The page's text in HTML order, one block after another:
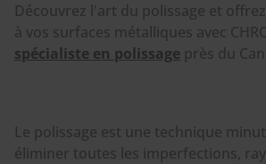
Découvrez l'art du polissage et
à vos surfaces métalliques avec
spécialiste en polissage près du
Le polissage est une technique
éliminer toutes les imperfections,